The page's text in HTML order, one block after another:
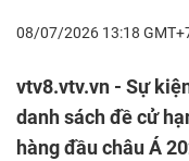
08/07/2026 13:18
vtv8.vtv.vn - Sự
danh sách đề cử
hàng đầu châu Á